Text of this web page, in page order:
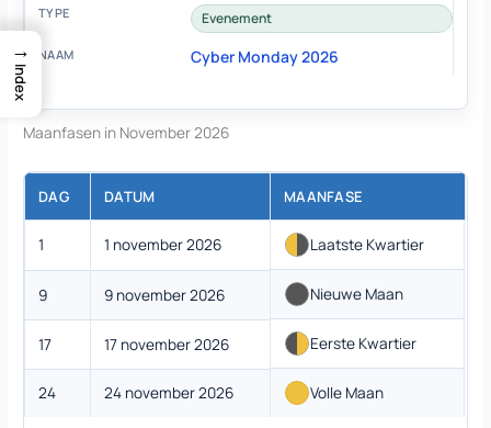
Evenement
Cyber Monday 2026
Maanfasen in November 2026
DAG DATUM MAANFASE
1 1 november 2026 Laatste Kwartier
9 9 november 2026 Nieuwe Maan
17 17 november 2026 Eerste Kwartier
24 24 november 2026 Volle Maan
→
Index